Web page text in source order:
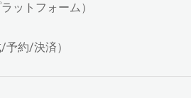
ットフォーム）
約/決済）